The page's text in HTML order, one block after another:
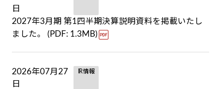
日
2027年3月期 第1四半期決算説明資料を掲載いたし
ました。 (PDF: 1.3MB)
2026年07月27
日
IR情報